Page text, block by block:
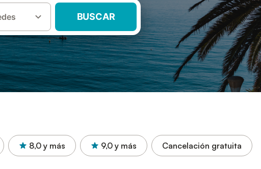
BUSCAR
8,0 y más 9,0 y más Cancelación gratuita